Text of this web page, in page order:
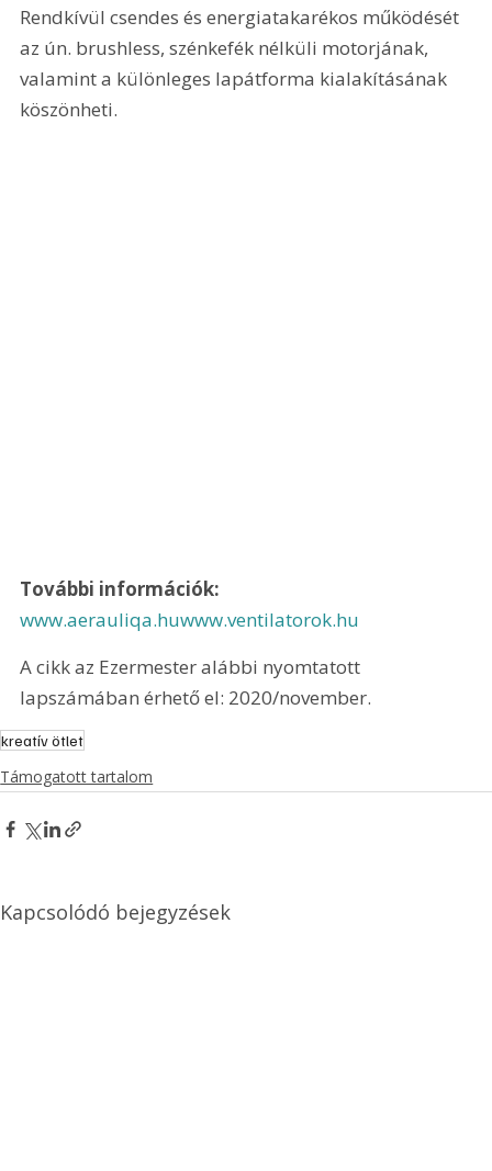
Rendkívül csendes és energiatakarékos működését
az ún. brushless, szénkefék nélküli motorjának,
valamint a különleges lapátforma kialakításának
köszönheti.
További információk:
www.aerauliqa.huwww.ventilatorok.hu
A cikk az Ezermester alábbi nyomtatott
lapszámában érhető el: 2020/november.
kreatív ötlet
Támogatott tartalom
Kapcsolódó bejegyzések